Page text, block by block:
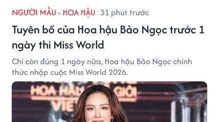
NGƯỜI MẪU - HOA HẬU 31 phút trước
Tuyên bố của Hoa hậu Bảo Ngọc trước 1
ngày thi Miss World
Chỉ còn đúng 1 ngày nữa, Hoa hậu Bảo Ngọc chính
thức nhập cuộc Miss World 2026.